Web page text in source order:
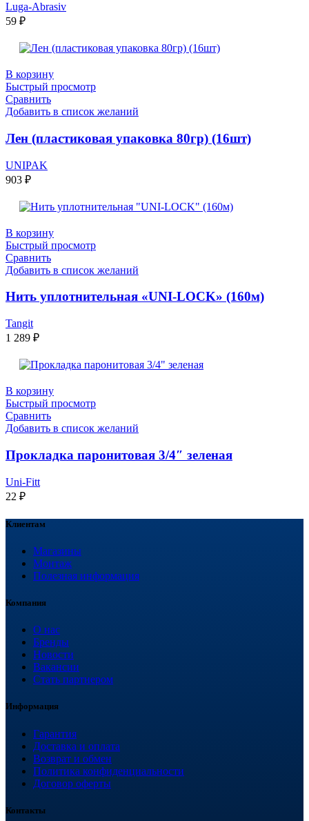
Luga-Abrasiv
59 ₽
В корзину
Быстрый просмотр
Сравнить
Добавить в список желаний
Лен (пластиковая упаковка 80гр) (16шт)
UNIPAK
903 ₽
В корзину
Быстрый просмотр
Сравнить
Добавить в список желаний
Нить уплотнительная «UNI-LOCK» (160м)
Tangit
1 289 ₽
В корзину
Быстрый просмотр
Сравнить
Добавить в список желаний
Прокладка паронитовая 3/4″ зеленая
Uni-Fitt
22 ₽
Клиентам
Магазины
Монтаж
Полезная информация
Компания
О нас
Бренды
Новости
Вакансии
Стать партнером
Информация
Гарантия
Доставка и оплата
Возврат и обмен
Политика конфиденциальности
Договор оферты
Контакты